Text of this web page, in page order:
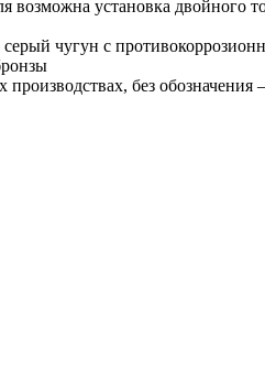
возможна установка двойного
серый чугун с
без обозначения